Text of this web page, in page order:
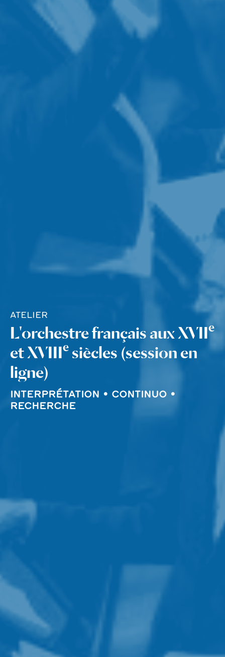
ATELIER
L'orchestre français aux XVIIe
et XVIIIe siècles (session en
ligne)
INTERPRÉTATION • CONTINUO •
RECHERCHE